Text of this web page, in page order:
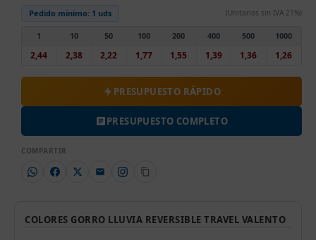
Pedido mínimo: 1 uds (Unitarios sin IVA 21%)
1
2,44
10
2,38
50
2,22
100
1,77
200
1,55
400
1,39
500
1,36
1000
1,26
PRESUPUESTO RÁPIDO
PRESUPUESTO COMPLETO
COMPARTIR
COLORES GORRO LLUVIA REVERSIBLE TRAVEL VALENTO